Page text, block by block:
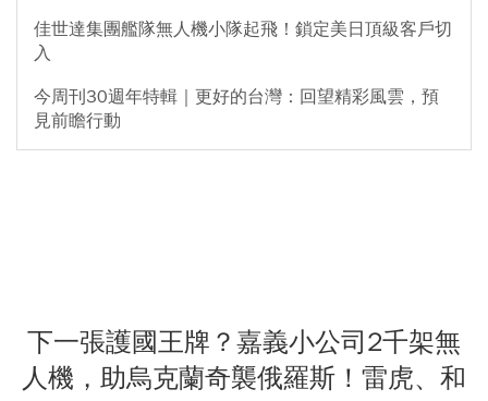
佳世達集團艦隊無人機小隊起飛！鎖定美日頂級客戶切
入
今周刊30週年特輯｜更好的台灣：回望精彩風雲，預
見前瞻行動
下一張護國王牌？嘉義小公司2千架無
人機，助烏克蘭奇襲俄羅斯！雷虎、和